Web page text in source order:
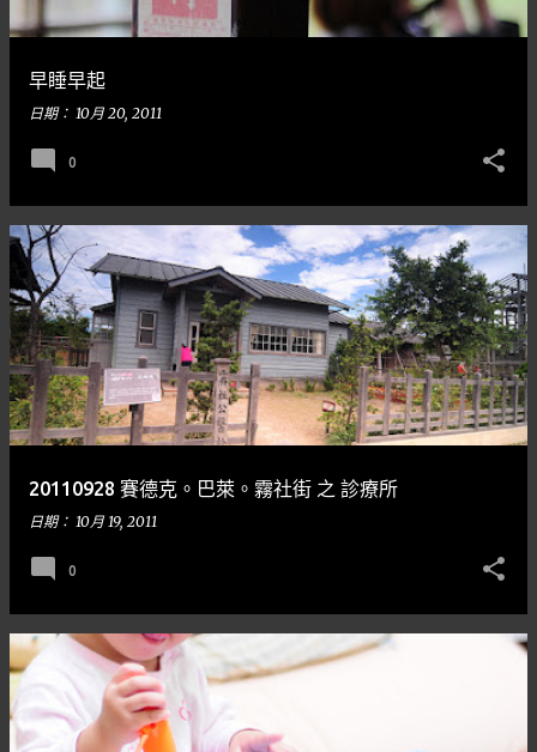
早睡早起
日期： 10月 20, 2011
0
20110928 賽德克。巴萊。霧社街 之 診療所
日期： 10月 19, 2011
0